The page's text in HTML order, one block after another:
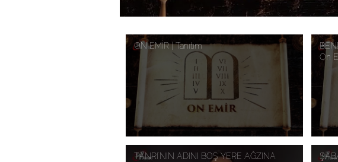
ON EMİR | Tanıtım
On
TANRI'NIN ADINI BOŞ YERE AĞZINA